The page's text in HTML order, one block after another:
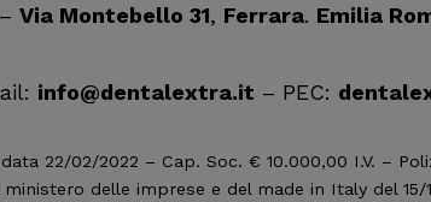
– Via Montebello 31, Ferrara. Emilia
info@dentalextra.it – PEC:
data 22/02/2022 – Cap. Soc. € 10.000,00 I.V. –
delle imprese e del made in Italy del 15/